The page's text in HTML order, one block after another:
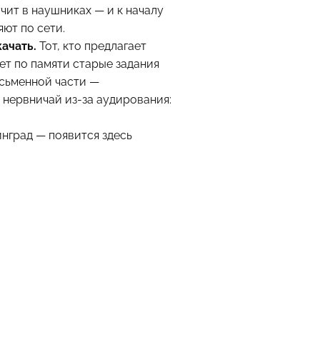
в наушниках — и к началу
по сети.
Тот, кто предлагает
по памяти старые задания
части —
из-за аудирования:
— появится здесь